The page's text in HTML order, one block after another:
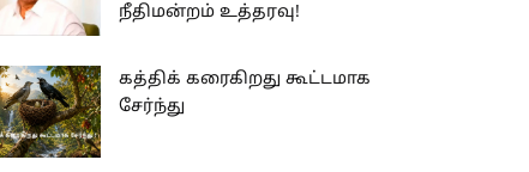
நீதிமன்றம் உத்தரவு!
கத்திக் கரைகிறது கூட்டமாக
சேர்ந்து